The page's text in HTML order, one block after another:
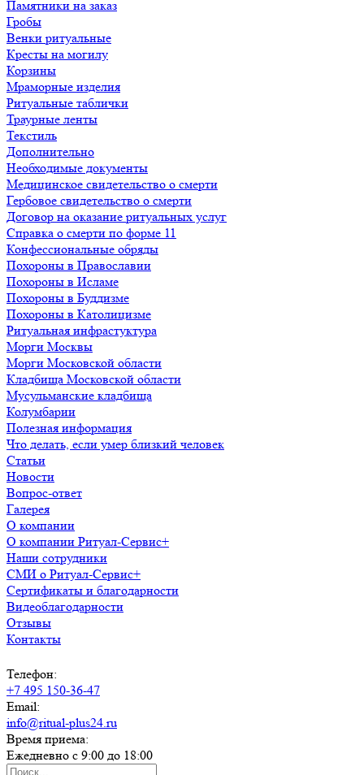
Памятники на заказ
Гробы
Венки ритуальные
Кресты на могилу
Корзины
Мраморные изделия
Ритуальные таблички
Траурные ленты
Текстиль
Дополнительно
Необходимые документы
Медицинское свидетельство о смерти
Гербовое свидетельство о смерти
Договор на оказание ритуальных услуг
Справка о смерти по форме 11
Конфессиональные обряды
Похороны в Православии
Похороны в Исламе
Похороны в Буддизме
Похороны в Католицизме
Ритуальная инфрастуктура
Морги Москвы
Морги Московской области
Кладбища Московской области
Мусульманские кладбища
Колумбарии
Полезная информация
Что делать, если умер близкий человек
Статьи
Новости
Вопрос-ответ
Галерея
О компании
О компании Ритуал-Сервис+
Наши сотрудники
СМИ о Ритуал-Сервис+
Сертификаты и благодарности
Видеоблагодарности
Отзывы
Контакты
Телефон:
+7 495 150-36-47
Email:
info@ritual-plus24.ru
Время приема:
Ежедневно с 9:00 до 18:00